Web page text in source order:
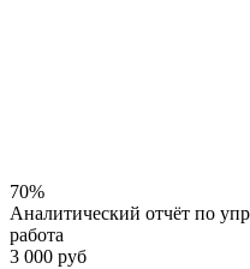
70%
Аналитический отчёт по
работа
3 000 руб